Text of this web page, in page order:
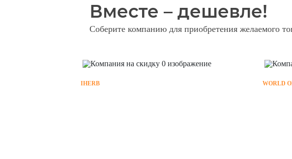
Вместе – дешевле!
Соберите компанию для приобретения желаемого
IHERB WORLD